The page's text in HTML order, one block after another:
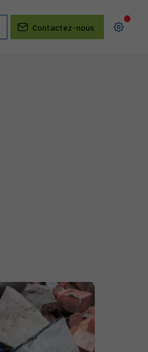
Contactez-nous